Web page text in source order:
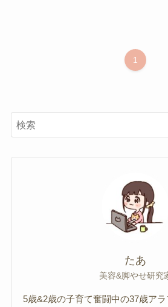
1
たあ
美容&脚やせ研究
5歳&2歳の子育て奮闘中の37歳アラ